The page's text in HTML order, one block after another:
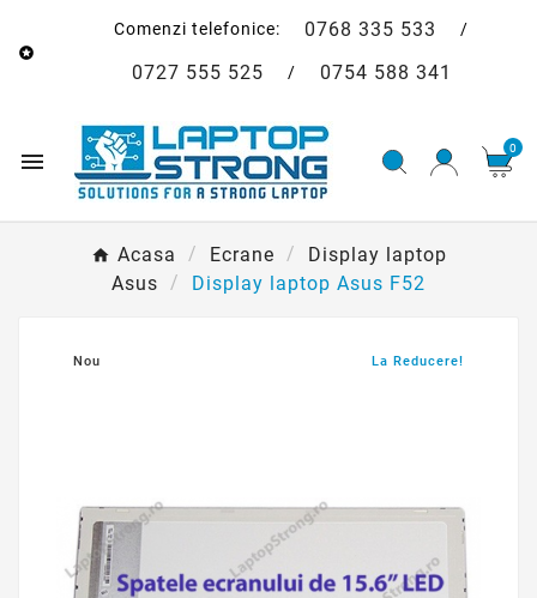

Comenzi telefonice: 0768 335 533
0727 555 525 / 0754 588 341
 0
Acasa Ecrane
Display laptop
Asus
Display laptop Asus F52
Nou La Reducere!